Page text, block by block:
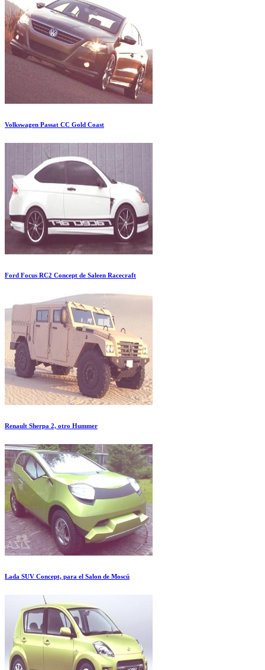
Volkswagen Passat CC Gold Coast
Ford Focus RC2 Concept de Saleen Racecraft
Renault Sherpa 2, otro Hummer
Lada SUV Concept, para el Salon de Moscú